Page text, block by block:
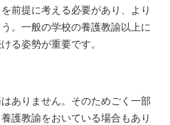
前提に考える必要があり、より
。一般の学校の養護教諭以上に
る姿勢が重要です。
ありません。そのためごく一部
護教諭をおいている場合もあり